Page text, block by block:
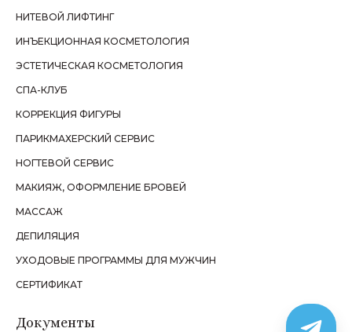
НИТЕВОЙ ЛИФТИНГ
ИНЪЕКЦИОННАЯ КОСМЕТОЛОГИЯ
ЭСТЕТИЧЕСКАЯ КОСМЕТОЛОГИЯ
СПА-КЛУБ
КОРРЕКЦИЯ ФИГУРЫ
ПАРИКМАХЕРСКИЙ СЕРВИС
НОГТЕВОЙ СЕРВИС
МАКИЯЖ, ОФОРМЛЕНИЕ БРОВЕЙ
МАССАЖ
ДЕПИЛЯЦИЯ
УХОДОВЫЕ ПРОГРАММЫ ДЛЯ МУЖЧИН
СЕРТИФИКАТ
Документы